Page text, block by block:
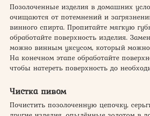
Позолоченные изделия в домашних
очищаются от потемнений и
винного спирта. Пропитайте мягкую
обработайте поверхность изделия.
можно винным уксусом, который
На конечном этапе обработайте
чтобы натереть поверхность до
Чистка пивом
Почистить позолоченную цепочку,